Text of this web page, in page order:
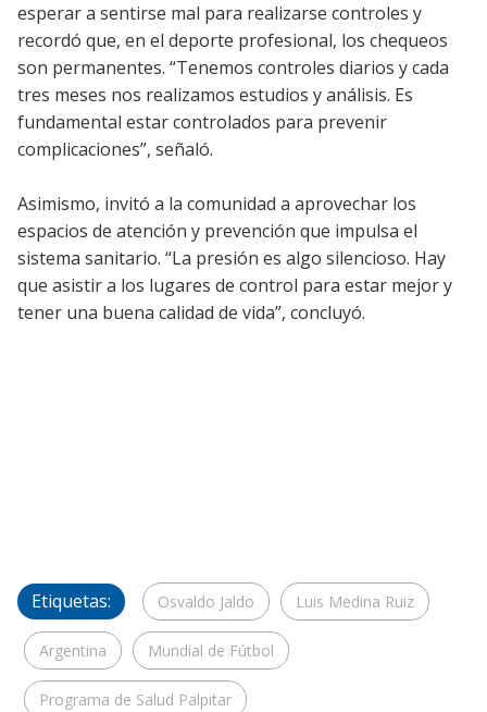
esperar a sentirse mal para realizarse controles y
recordó que, en el deporte profesional, los chequeos
son permanentes. “Tenemos controles diarios y cada
tres meses nos realizamos estudios y análisis. Es
fundamental estar controlados para prevenir
complicaciones”, señaló.
Asimismo, invitó a la comunidad a aprovechar los
espacios de atención y prevención que impulsa el
sistema sanitario. “La presión es algo silencioso. Hay
que asistir a los lugares de control para estar mejor y
tener una buena calidad de vida”, concluyó.
Etiquetas: Osvaldo Jaldo Luis Medina Ruiz
Argentina Mundial de Fútbol
Programa de Salud Palpitar